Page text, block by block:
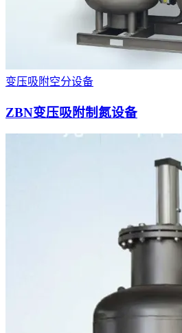
变压吸附空分设备
ZBN变压吸附制氮设备